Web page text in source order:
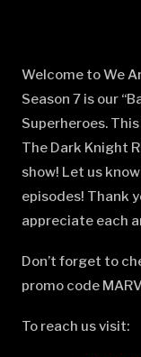
Welcome to We
Season 7 is our
Superheroes.
The Dark Knight
show! Let us
episodes! Thank
appreciate each
Don’t forget to
promo code
To reach us visit: